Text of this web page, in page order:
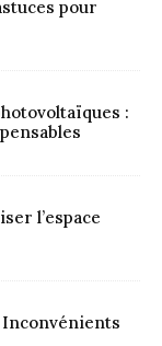
pour
:
l’espace